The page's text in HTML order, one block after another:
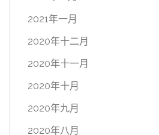
2021年一月
2020年十二月
2020年十一月
2020年十月
2020年九月
2020年八月